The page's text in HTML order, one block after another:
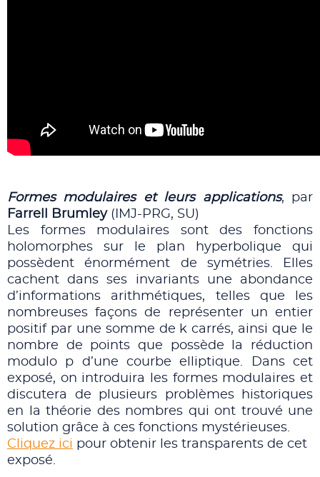
Formes modulaires et leurs applications, par
Farrell Brumley(IMJ-PRG, SU)
Les formes modulaires sont des fonctions
holomorphes sur le plan hyperbolique qui
possèdent énormément de symétries. Elles
cachent dans ses invariants une abondance
d’informations arithmétiques, telles que les
nombreuses façons de représenter un entier
positif par une somme de k carrés, ainsi que le
nombre de points que possède la réduction
modulo p d’une courbe elliptique. Dans cet
exposé, on introduira les formes modulaires et
discutera de plusieurs problèmes historiques
en la théorie des nombres qui ont trouvé une
solution grâce à ces fonctions mystérieuses.
Cliquez ici pour obtenir les transparents de cet
exposé.